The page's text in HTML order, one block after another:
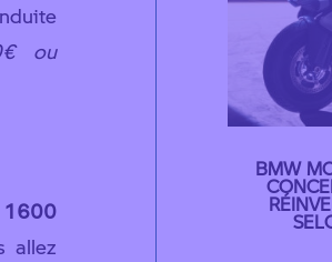
ou
1600
allez
BMW